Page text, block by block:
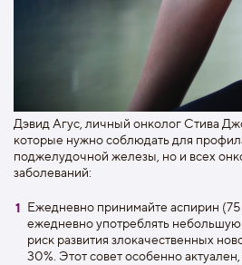
Дэвид Агус, личный онколог Стива
которые нужно соблюдать для
поджелудочной железы, но и всех
заболеваний:
Ежедневно принимайте аспирин (75
ежедневно употреблять небольшую
риск развития злокачественных
30%. Этот совет особенно